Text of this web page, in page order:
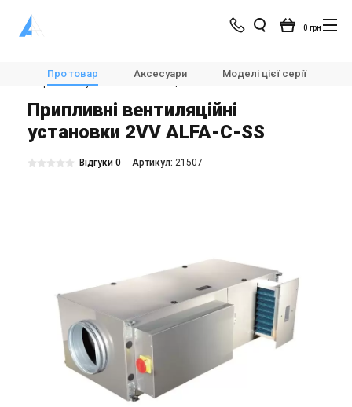
0 грн
Магазин Вентиляція
🌀Вентиляційні установки
🌀Припливні установки вентиляції
Про товар Аксесуари Моделі цієї серії
Припливні вентиляційні
установки 2VV ALFA-C-SS
Відгуки 0 Aртикул: 21507